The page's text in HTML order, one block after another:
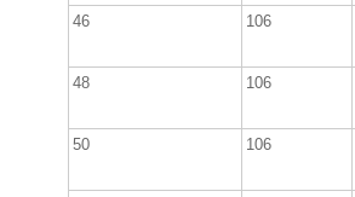
46 106
48 106
50 106